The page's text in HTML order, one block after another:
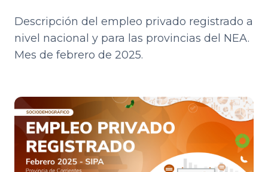
Descripción del empleo privado registrado a
nivel nacional y para las provincias del NEA.
Mes de febrero de 2025.